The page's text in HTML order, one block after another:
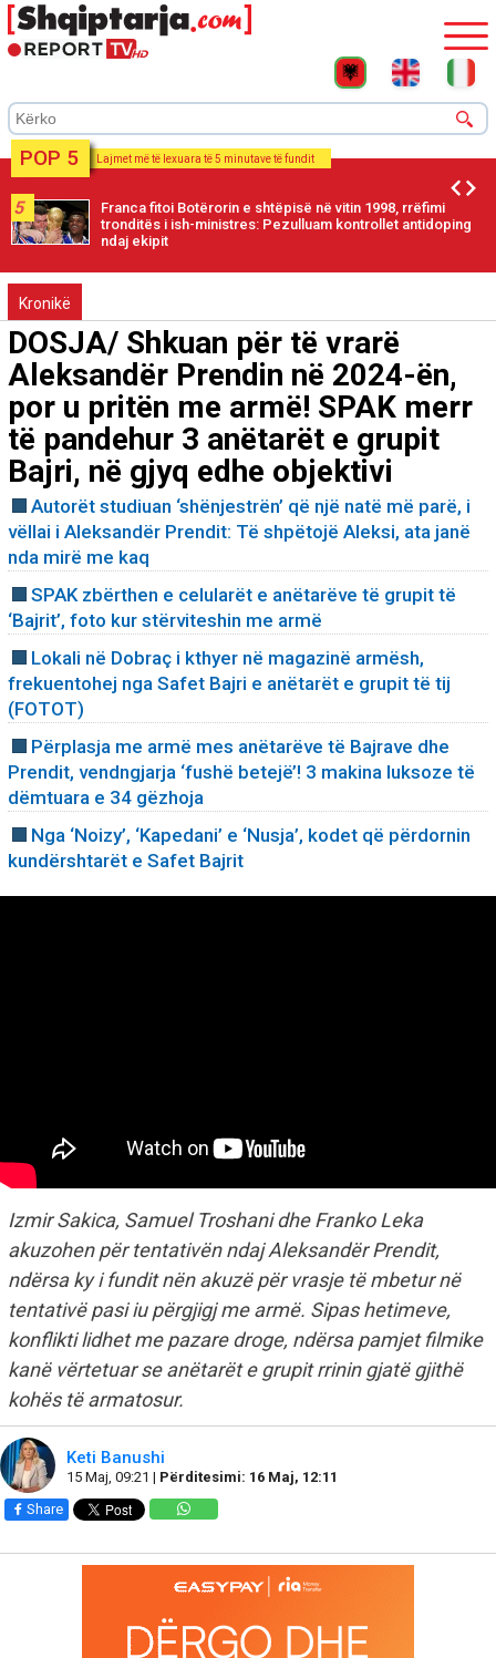
POP 5 Lajmet më të lexuara të 5 minutave të fundit
5
Franca fitoi Botërorin e shtëpisë në vitin 1998, rrëfimi
tronditës i ish-ministres: Pezulluam kontrollet antidoping
ndaj ekipit
Kronikë
DOSJA/ Shkuan për të vrarë
Aleksandër Prendin në 2024-ën,
por u pritën me armë! SPAK merr
të pandehur 3 anëtarët e grupit
Bajri, në gjyq edhe objektivi
Autorët studiuan ‘shënjestrën’ që një natë më parë, i
vëllai i Aleksandër Prendit: Të shpëtojë Aleksi, ata janë
nda mirë me kaq
SPAK zbërthen e celularët e anëtarëve të grupit të
‘Bajrit’, foto kur stërviteshin me armë
Lokali në Dobraç i kthyer në magazinë armësh,
frekuentohej nga Safet Bajri e anëtarët e grupit të tij
(FOTOT)
Përplasja me armë mes anëtarëve të Bajrave dhe
Prendit, vendngjarja ‘fushë betejë’! 3 makina luksoze të
dëmtuara e 34 gëzhoja
Nga ‘Noizy’, ‘Kapedani’ e ‘Nusja’, kodet që përdornin
kundërshtarët e Safet Bajrit
Izmir Sakica, Samuel Troshani dhe Franko Leka
akuzohen për tentativën ndaj Aleksandër Prendit,
ndërsa ky i fundit nën akuzë për vrasje të mbetur në
tentativë pasi iu përgjigj me armë. Sipas hetimeve,
konflikti lidhet me pazare droge, ndërsa pamjet filmike
kanë vërtetuar se anëtarët e grupit rrinin gjatë gjithë
kohës të armatosur.
Keti Banushi
15 Maj, 09:21 | Përditesimi: 16 Maj, 12:11
Share